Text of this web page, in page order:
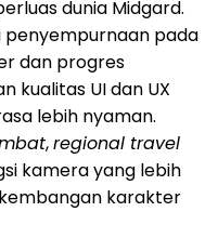
dunia Midgard.
penyempurnaan pada
dan progres
kualitas UI dan UX
lebih nyaman.
,regional travel
kamera yang lebih
karakter